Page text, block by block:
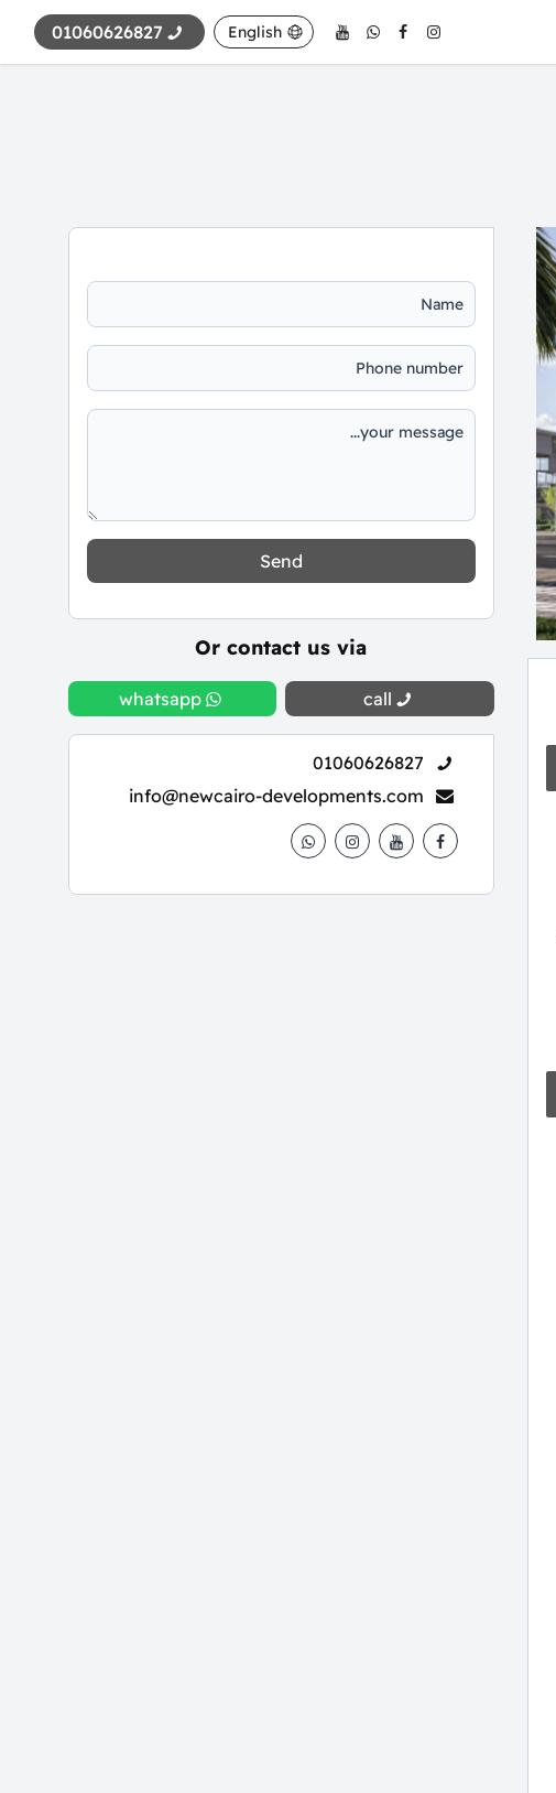
English
01060626827
Send
Or contact us via
call
whatsapp
01060626827
info@newcairo-developments.com